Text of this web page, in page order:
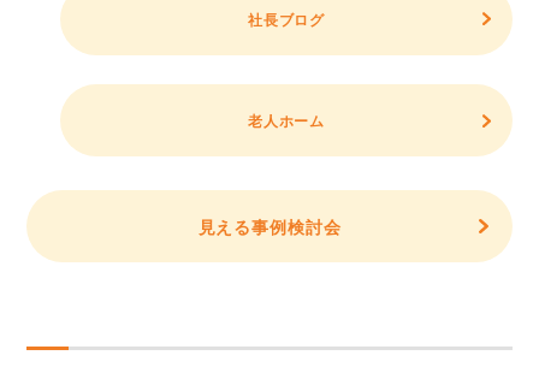
社長ブログ
老人ホーム
見える事例検討会